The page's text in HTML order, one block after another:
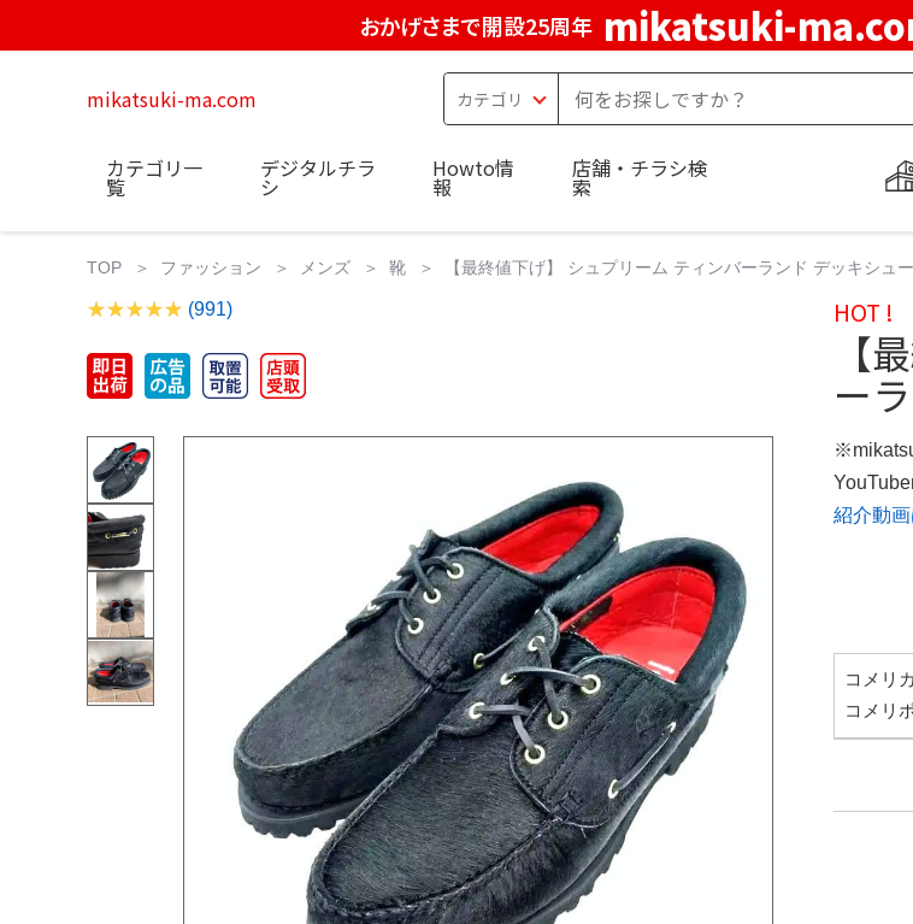
おかげさまで開設25周年 mikatsuki-
mikatsuki-ma.com
カテゴリ一
覧
デジタルチラ
シ
Howto情
報
店舗・チラシ検
索
TOP ファッション メンズ 靴 【最終値下げ】 シュプリーム ティンバーランド デッキシュ
(991) HOT !
【
ー
紹介動
コメリ
コメリ